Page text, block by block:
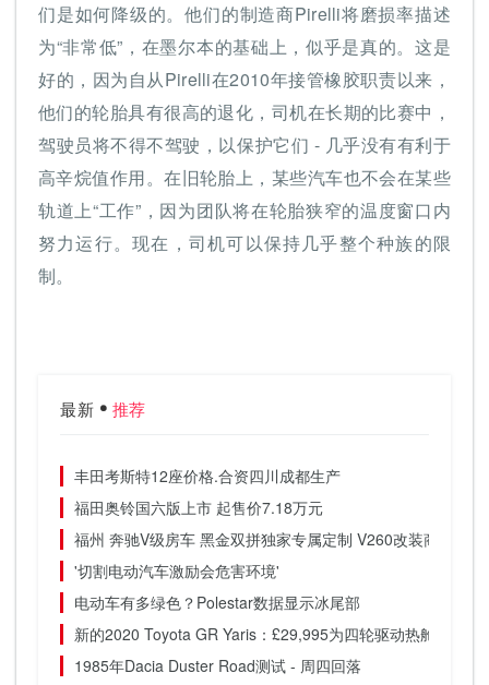
们是如何降级的。他们的制造商Pirelli将磨损率描述
为“非常低”，在墨尔本的基础上，似乎是真的。这是
好的，因为自从Pirelli在2010年接管橡胶职责以来，
他们的轮胎具有很高的退化，司机在长期的比赛中，
驾驶员将不得不驾驶，以保护它们 - 几乎没有有利于
高辛烷值作用。在旧轮胎上，某些汽车也不会在某些
轨道上“工作”，因为团队将在轮胎狭窄的温度窗口内
努力运行。现在，司机可以保持几乎整个种族的限
制。
最新 推荐
丰田考斯特12座价格.合资四川成都生产
福田奥铃国六版上市 起售价7.18万元
福州 奔驰V级房车 黑金双拼独家专属定制 V260改装商务车
'切割电动汽车激励会危害环境'
电动车有多绿色？Polestar数据显示冰尾部
新的2020 Toyota GR Yaris：£29,995为四轮驱动热舱口的起
1985年Dacia Duster Road测试 - 周四回落